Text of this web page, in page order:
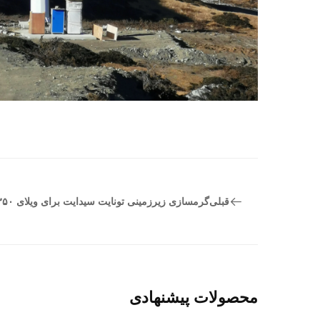
قبلیگرمسازی زیرزمینی تونایت سیدایت برای ویلای ۳۵۰ فوت مربع.
محصولات پیشنهادی